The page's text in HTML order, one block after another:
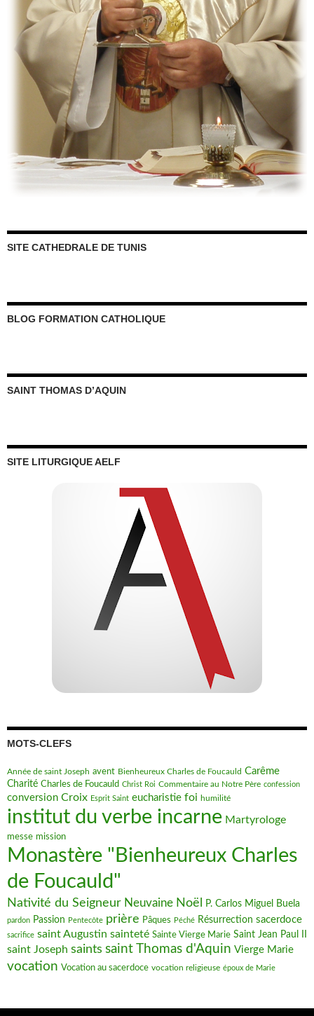
SITE CATHEDRALE DE TUNIS
BLOG FORMATION CATHOLIQUE
SAINT THOMAS D’AQUIN
SITE LITURGIQUE AELF
MOTS-CLEFS
Année de saint Joseph avent Bienheureux Charles de Foucauld Carême
Charité Charles de Foucauld Christ Roi Commentaire au Notre Père confession
conversion Croix Esprit Saint eucharistie foi humilité
institut du verbe incarne Martyrologe
messe mission
Monastère "Bienheureux Charles
de Foucauld"
Nativité du Seigneur Neuvaine Noël P. Carlos Miguel Buela
pardon Passion Pentecôte prière Pâques Péché Résurrection sacerdoce
sacrifice saint Augustin sainteté Sainte Vierge Marie Saint Jean Paul II
saint Joseph saints saint Thomas d'Aquin Vierge Marie
vocation Vocation au sacerdoce vocation religieuse époux de Marie